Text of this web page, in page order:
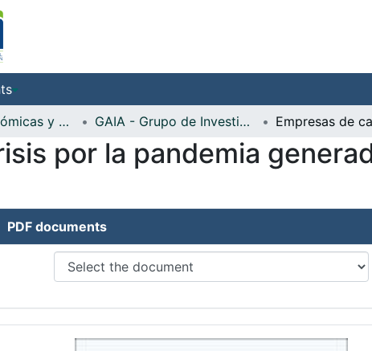
Ciencias Económicas y Administrativas GAIA - Grupo de Investigación en Administración e Innovación
por la pandemia
PDF documents